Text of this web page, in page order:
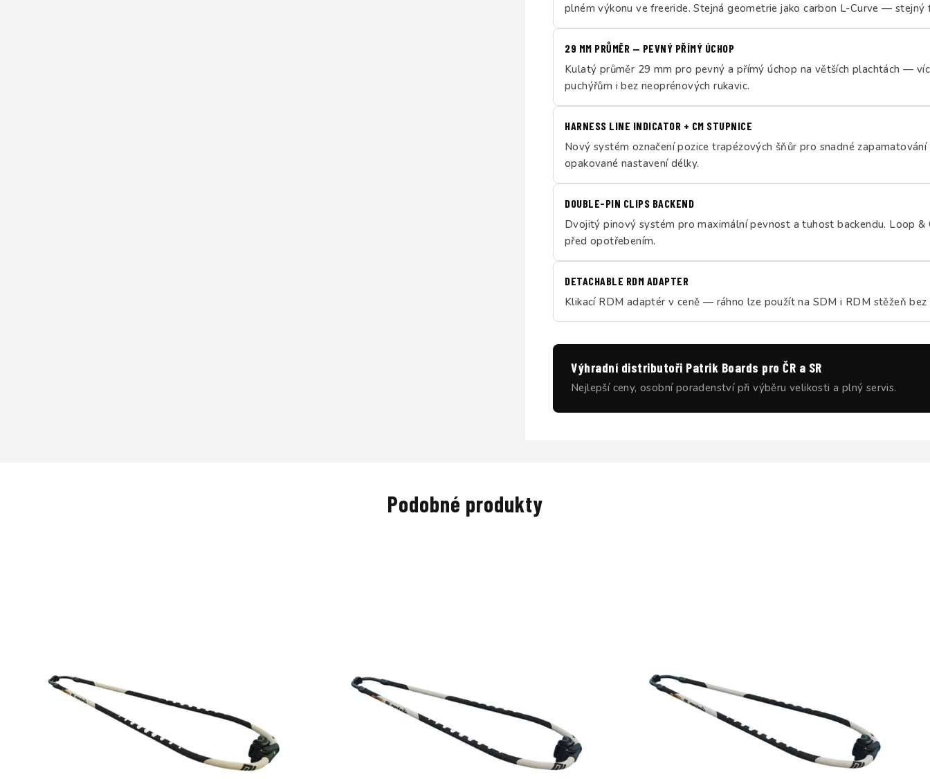
plném výkonu ve freeride. Stejná geometrie jako carbon L-Curve — stejný
29 MM PRŮMĚR — PEVNÝ PŘÍMÝ ÚCHOP
Kulatý průměr 29 mm pro pevný a přímý úchop na větších plachtách —
puchýřům i bez neoprénových rukavic.
HARNESS LINE INDICATOR + CM STUPNICE
Nový systém označení pozice trapézových šňůr pro snadné
opakované nastavení délky.
DOUBLE-PIN CLIPS BACKEND
Dvojitý pinový systém pro maximální pevnost a tuhost backendu. Loop
před opotřebením.
DETACHABLE RDM ADAPTER
Klikací RDM adaptér v ceně — ráhno lze použít na SDM i RDM stěžeň
Výhradní distributoři Patrik Boards pro ČR a SR
Nejlepší ceny, osobní poradenství při výběru velikosti a plný servis.
Podobné produkty